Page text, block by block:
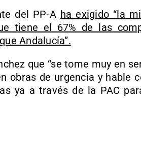
del PP-A ha exigido “la
tiene el 67% de las
Andalucía”.
que “se tome muy en
obras de urgencia y hable
ya a través de la PAC